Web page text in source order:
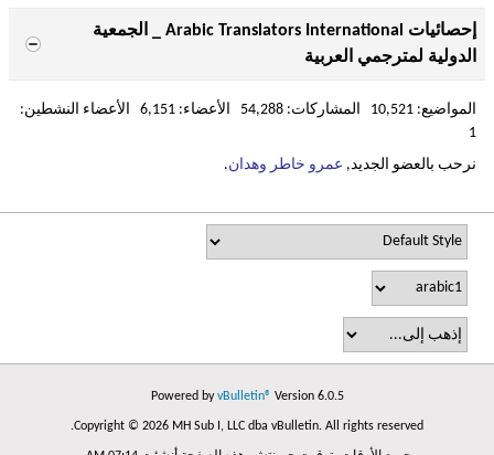
إحصائيات Arabic Translators International _ الجمعية
الدولية لمترجمي العربية
المواضيع: 10,521 المشاركات: 54,288 الأعضاء: 6,151 الأعضاء النشطين:
1
نرحب بالعضو الجديد, عمرو خاطر وهدان.
Powered byvBulletin® Version 6.0.5
Copyright © 2026 MH Sub I, LLC dba vBulletin. All rights reserved.